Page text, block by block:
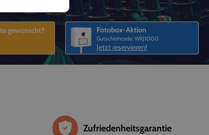
Fotobox-Aktion
Gutscheincode: WKJ1000
Jetzt reservieren!
gewünscht?
Zufriedenheitsgarantie